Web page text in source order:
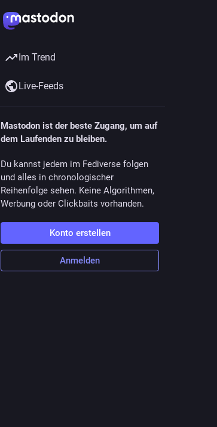
Im Trend
Live-Feeds
Mastodon ist der beste Zugang, um auf
dem Laufenden zu bleiben.
Du kannst jedem im Fediverse folgen
und alles in chronologischer
Reihenfolge sehen. Keine Algorithmen,
Werbung oder Clickbaits vorhanden.
Konto erstellen
Anmelden